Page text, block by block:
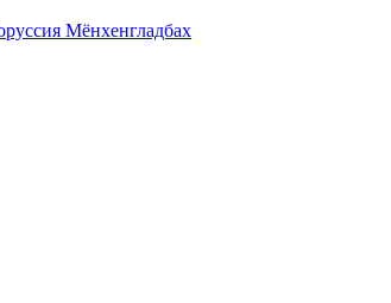
Мёнхенгладбах